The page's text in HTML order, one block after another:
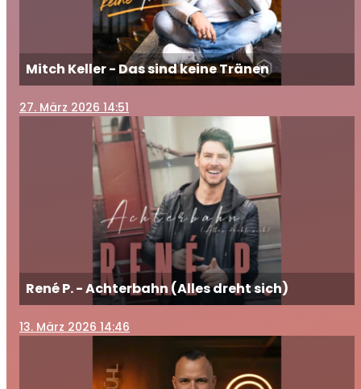
Mitch Keller - Das sind keine Tränen
27. März 2026 14:51
René P. - Achterbahn (Alles dreht sich)
13. März 2026 14:46